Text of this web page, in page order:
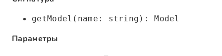
getModel(name: string): Model
Параметры